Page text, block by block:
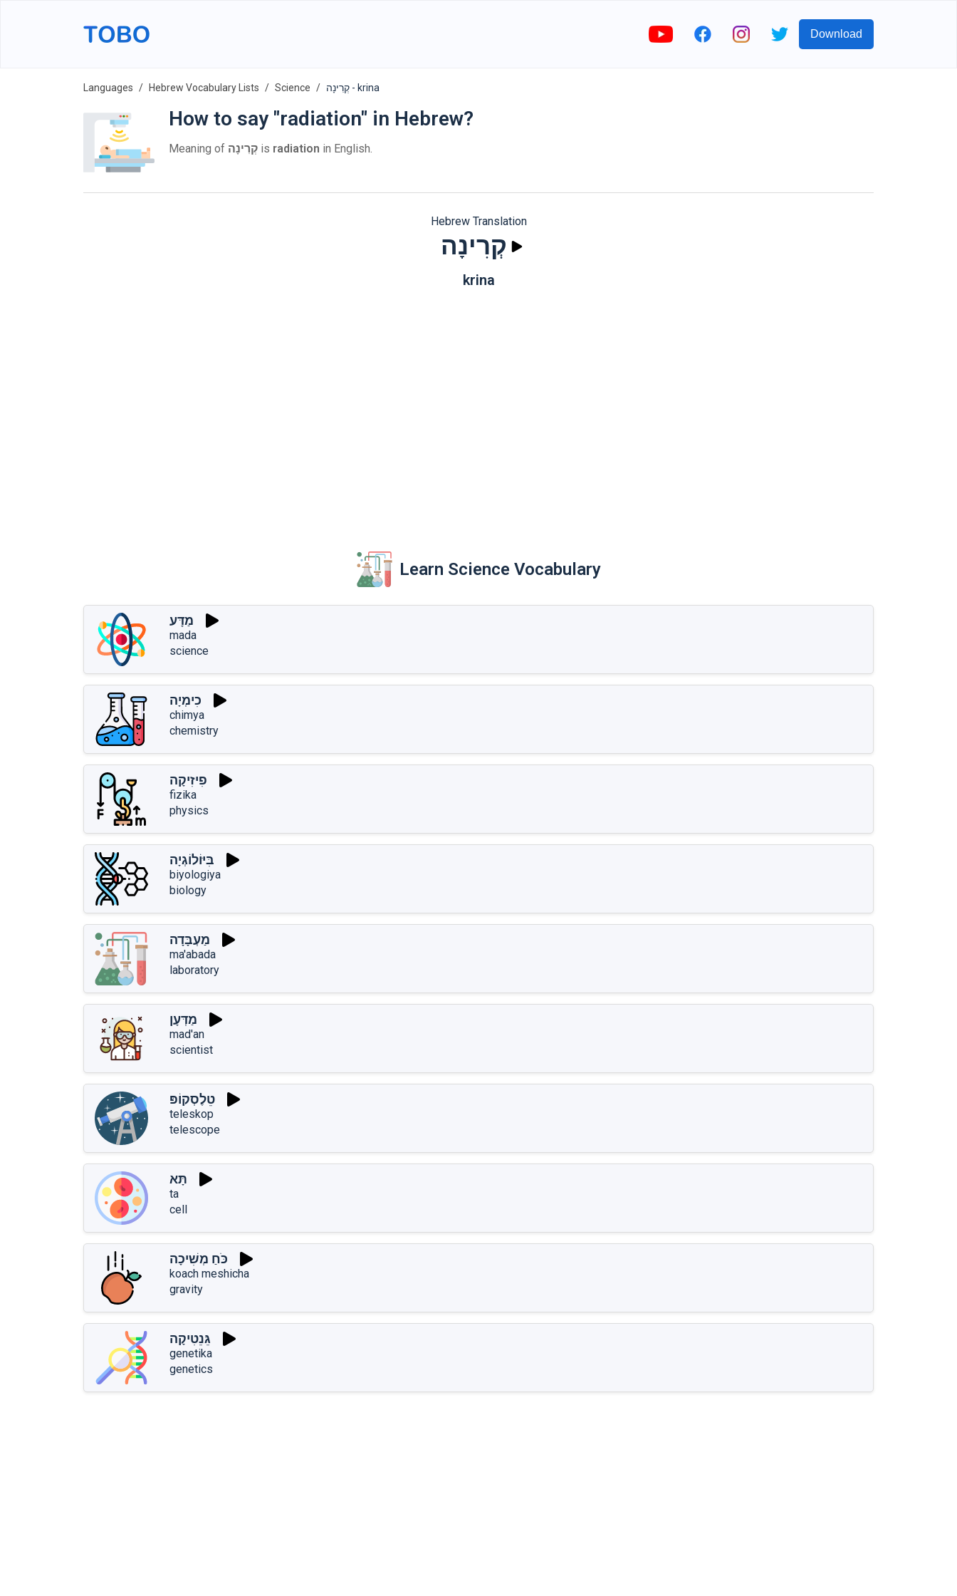
Download
Languages Hebrew Vocabulary Lists Science קְרִינָה - krina
How to say "radiation" in Hebrew?
Meaning of קְרִינָה is radiation in English.
Hebrew Translation
קְרִינָה
krina
Learn Science Vocabulary
מַדָּע
mada
science
כִימְיָה
chimya
chemistry
פִיזִיקָה
fizika
physics
בִּיּוֹלוֹגְיָה
biyologiya
biology
מַעְבָּדָה
ma'abada
laboratory
מַדְּעָן
mad'an
scientist
טֵלֶסְקוֹפּ
teleskop
telescope
תָּא
ta
cell
כֹּחַ מְשִׁיכָה
koach meshicha
gravity
גֵּנֵטִיקָה
genetika
genetics